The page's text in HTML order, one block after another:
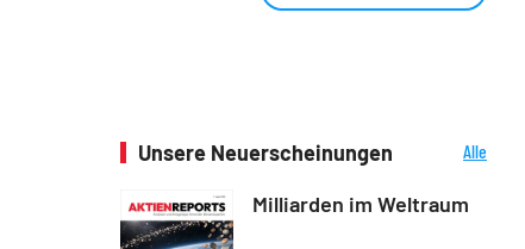
Unsere Neuerscheinungen
Alle
Milliarden im Weltraum